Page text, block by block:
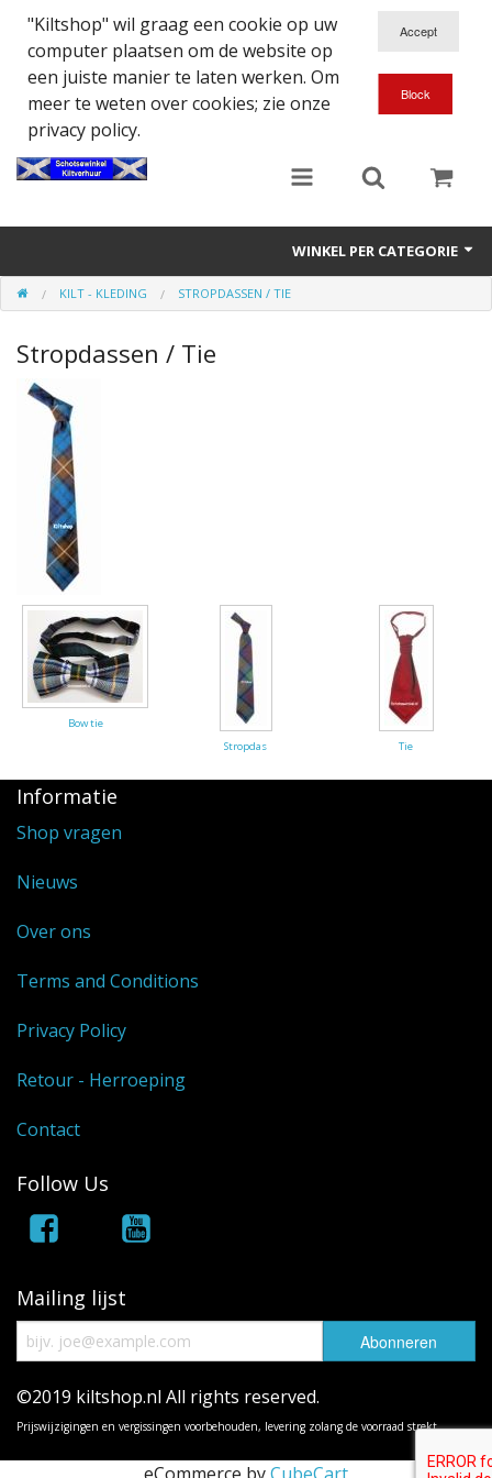
"Kiltshop" wil graag een cookie op uw
computer plaatsen om de website op
een juiste manier te laten werken. Om
meer te weten over cookies; zie onze
privacy policy.
WINKEL PER CATEGORIE
Accessoires
Doedelzakspeler
Eten en Drinken
Kilt - Kleding
Highland Titles
Verhuur
AFGEPRIJST - UITVERKOOP
KILT - KLEDING STROPDASSEN / TIE
Stropdassen / Tie
Bow tie
Stropdas
Tie
Informatie
Shop vragen
Nieuws
Over ons
Terms and Conditions
Privacy Policy
Retour - Herroeping
Contact
Follow Us
Mailing lijst
©2019 kiltshop.nl All rights reserved.
Prijswijzigingen en vergissingen voorbehouden, levering zolang de voorraad strekt.